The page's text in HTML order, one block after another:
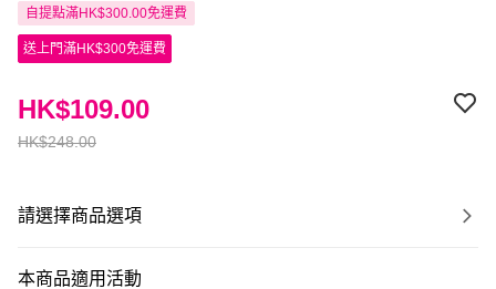
自提點滿HK$300.00免運費
送上門滿HK$300免運費
HK$248.00
HK$109.00
請選擇商品選項
本商品適用活動